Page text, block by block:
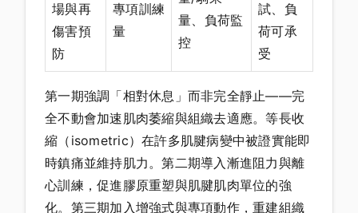
場與再
傷害預
防
專項訓練
量
量、負荷監
控
試、負
荷可承
受
第一期強調「相對休息」而非完全靜止——完
全不動會加速肌肉萎縮與組織去適應。等長收
縮（isometric）在許多肌腱病變中被證實能即
時鎮痛並維持肌力。第二期導入漸進阻力與離
心訓練，促進膠原重塑與肌腱肌肉單位的強
化。第三期加入增強式與專項動作，重建組織